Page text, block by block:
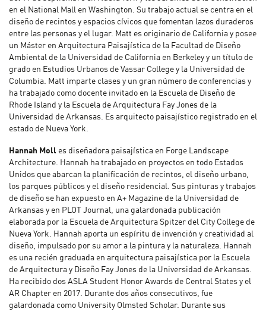
en el National Mall en Washington. Su trabajo actual se centra en el
diseño de recintos y espacios cívicos que fomentan lazos duraderos
entre las personas y el lugar. Matt es originario de California y posee
un Máster en Arquitectura Paisajística de la Facultad de Diseño
Ambiental de la Universidad de California en Berkeley y un título de
grado en Estudios Urbanos de Vassar College y la Universidad de
Columbia. Matt imparte clases y un gran número de conferencias y
ha trabajado como docente invitado en la Escuela de Diseño de
Rhode Island y la Escuela de Arquitectura Fay Jones de la
Universidad de Arkansas. Es arquitecto paisajístico registrado en el
estado de Nueva York.
Hannah Moll es diseñadora paisajística en Forge Landscape
Architecture. Hannah ha trabajado en proyectos en todo Estados
Unidos que abarcan la planificación de recintos, el diseño urbano,
los parques públicos y el diseño residencial. Sus pinturas y trabajos
de diseño se han expuesto en A+ Magazine de la Universidad de
Arkansas y en PLOT Journal, una galardonada publicación
elaborada por la Escuela de Arquitectura Spitzer del City College de
Nueva York. Hannah aporta un espíritu de invención y creatividad al
diseño, impulsado por su amor a la pintura y la naturaleza. Hannah
es una recién graduada en arquitectura paisajística por la Escuela
de Arquitectura y Diseño Fay Jones de la Universidad de Arkansas.
Ha recibido dos ASLA Student Honor Awards de Central States y el
AR Chapter en 2017. Durante dos años consecutivos, fue
galardonada como University Olmsted Scholar. Durante sus